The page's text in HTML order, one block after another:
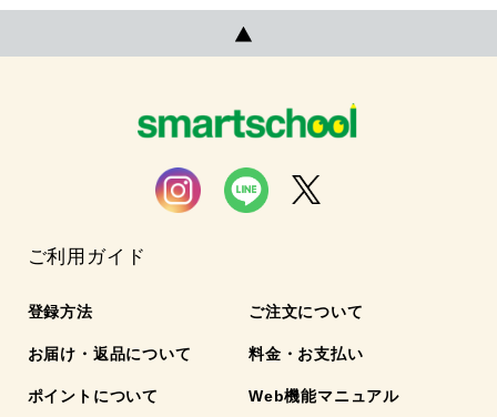
ご利用ガイド
登録方法 ご注文について
お届け・返品について 料金・お支払い
ポイントについて Web機能マニュアル